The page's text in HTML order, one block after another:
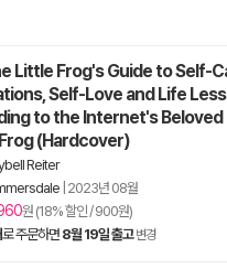
Little Frog's Guide to Self-
Self-Love and Life
to the Internet's
(Hardcover)
Reiter
2023년 08월
원 (18% 할인 / 900원)
로 주문하면 8월 19일 출고 변경